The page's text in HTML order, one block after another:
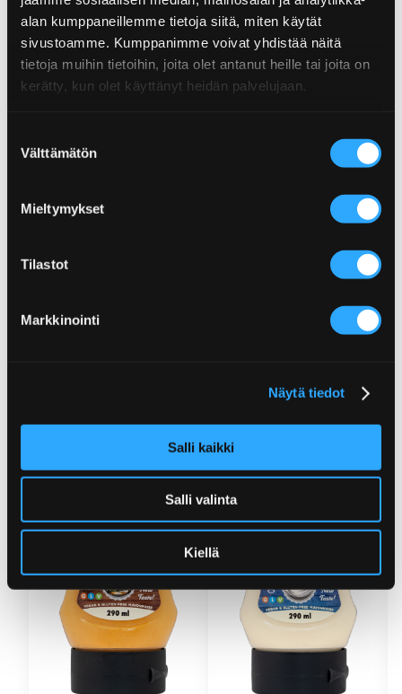
alan kumppaneillemme tietoja siitä, miten käytät
sivustoamme. Kumppanimme voivat yhdistää näitä
tietoja muihin tietoihin, joita olet antanut heille tai joita on
kerätty, kun olet käyttänyt heidän palvelujaan.
valinta
Välttämätön
Mieltymykset
Tilastot
Markkinointi
Näytä tiedot
Salli kaikki
Salli valinta
Kiellä
– josta sokeria
8,4 g
Proteiinia
0,5 g
Suolaa
1,8 g
Näissä resepteissä olemme käyttäneet tätä
tuotetta.
jauhelihasta
Lisää Herkullisen sopivia reseptejä
Lisää Majoneesit-kategoriasta
Katso lisää saman kategorian tuotteita.